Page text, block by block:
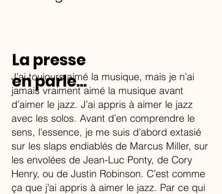
La presse
en parle...
J’ai toujours aimé la musique, mais je n’ai
jamais vraiment aimé la musique avant
d’aimer le jazz. J’ai appris à aimer le jazz
avec les solos. Avant d’en comprendre le
sens, l’essence, je me suis d’abord extasié
sur les slaps endiablés de Marcus Miller, sur
les envolées de Jean-Luc Ponty, de Cory
Henry, ou de Justin Robinson. C’est comme
ça que j’ai appris à aimer le jazz. Par ce qui